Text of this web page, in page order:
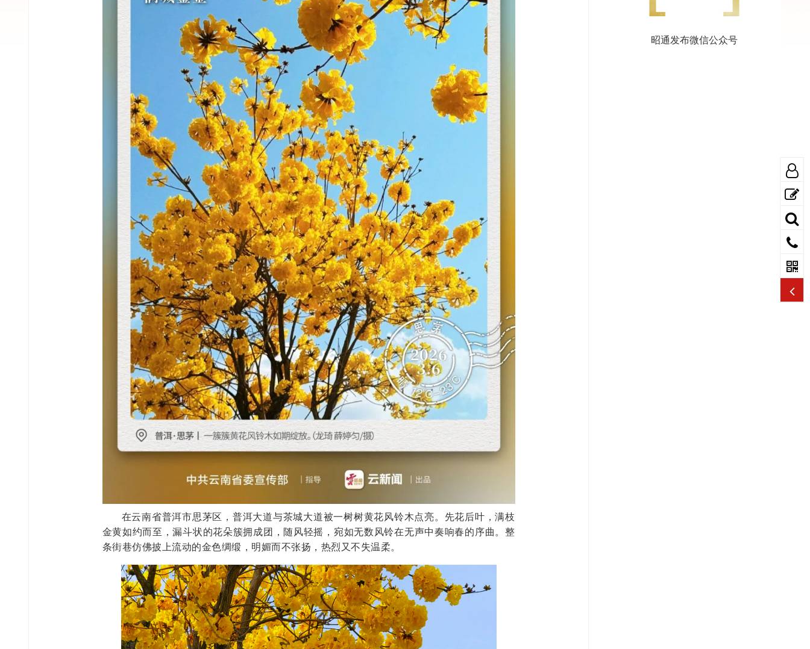
在云南省普洱市思茅区，普洱大道与茶城大道被一树树黄花风铃木点亮。先花后叶，满枝
金黄如约而至，漏斗状的花朵簇拥成团，随风轻摇，宛如无数风铃在无声中奏响春的序曲。整
条街巷仿佛披上流动的金色绸缎，明媚而不张扬，热烈又不失温柔。
昭通发布微信公众号